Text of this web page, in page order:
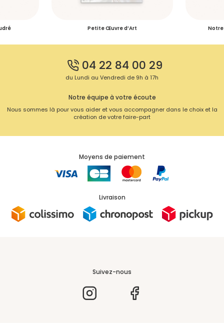
Petite Œuvre d’Art Notre
04 22 84 00 29
du Lundi au Vendredi de 9h à 17h
Notre équipe à votre écoute
Nous sommes là pour vous aider et vous accompagner dans le choix et la
création de votre faire-part
Moyens de paiement
Livraison
Suivez-nous